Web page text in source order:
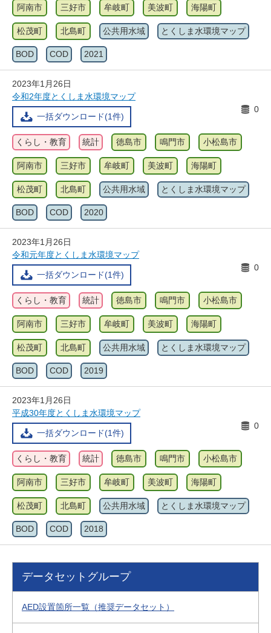
阿南市 三好市 牟岐町 美波町 海陽町
松茂町 北島町 公共用水域 とくしま水環境マップ
BOD COD 2021
2023年1月26日
令和2年度とくしま水環境マップ
一括ダウンロード(1件)
0
くらし・教育 統計 徳島市 鳴門市 小松島市
阿南市 三好市 牟岐町 美波町 海陽町
松茂町 北島町 公共用水域 とくしま水環境マップ
BOD COD 2020
2023年1月26日
令和元年度とくしま水環境マップ
一括ダウンロード(1件)
0
くらし・教育 統計 徳島市 鳴門市 小松島市
阿南市 三好市 牟岐町 美波町 海陽町
松茂町 北島町 公共用水域 とくしま水環境マップ
BOD COD 2019
2023年1月26日
平成30年度とくしま水環境マップ
一括ダウンロード(1件)
0
くらし・教育 統計 徳島市 鳴門市 小松島市
阿南市 三好市 牟岐町 美波町 海陽町
松茂町 北島町 公共用水域 とくしま水環境マップ
BOD COD 2018
データセットグループ
AED設置箇所一覧（推奨データセット）